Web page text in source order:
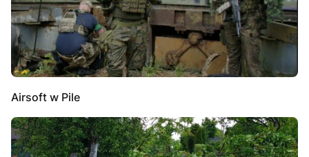
Airsoft w Pile